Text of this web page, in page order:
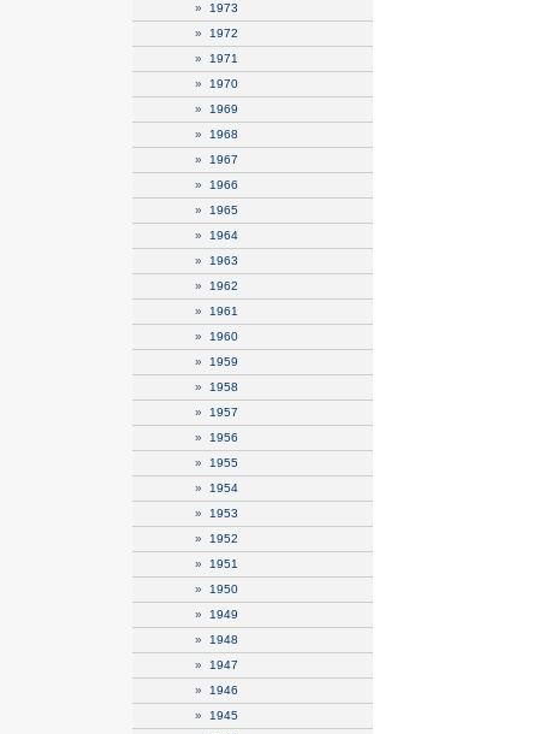
» 1973
» 1972
» 1971
» 1970
» 1969
» 1968
» 1967
» 1966
» 1965
» 1964
» 1963
» 1962
» 1961
» 1960
» 1959
» 1958
» 1957
» 1956
» 1955
» 1954
» 1953
» 1952
» 1951
» 1950
» 1949
» 1948
» 1947
» 1946
» 1945